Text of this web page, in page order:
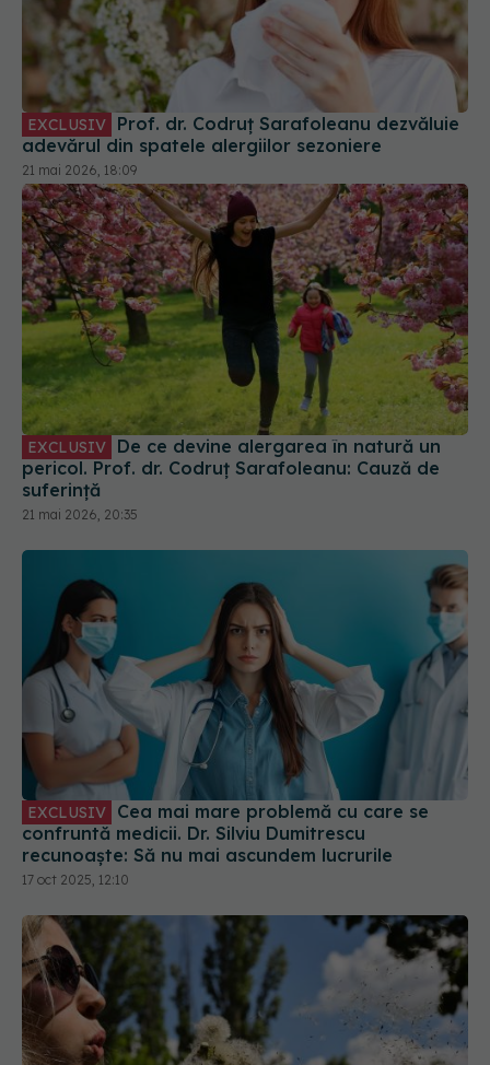
EXCLUSIV
adevărul din spatele alergiilor sezoniere
21 mai 2026, 18:09
EXCLUSIV
pericol. Prof. dr. Codruț Sarafoleanu: Cauză de
suferință
21 mai 2026, 20:35
EXCLUSIV
confruntă medicii. Dr. Silviu Dumitrescu
recunoaște: Să nu mai ascundem lucrurile
17 oct 2025, 12:10